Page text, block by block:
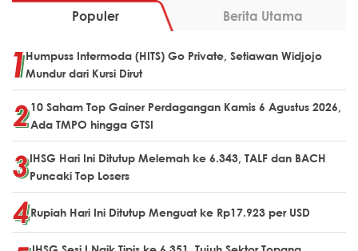
Populer Berita Utama
Humpuss Intermoda (HITS) Go Private, Setiawan Widjojo
Mundur dari Kursi Dirut
10 Saham Top Gainer Perdagangan Kamis 6 Agustus 2026,
Ada TMPO hingga GTSI
IHSG Hari Ini Ditutup Melemah ke 6.343, TALF dan BACH
Puncaki Top Losers
Rupiah Hari Ini Ditutup Menguat ke Rp17.923 per USD